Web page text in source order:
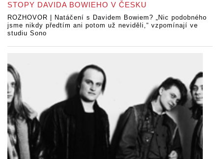
STOPY DAVIDA BOWIEHO V ČESKU
ROZHOVOR | Natáčení s Davidem Bowiem? „Nic podobného
jsme nikdy předtím ani potom už neviděli,“ vzpomínají ve
studiu Sono